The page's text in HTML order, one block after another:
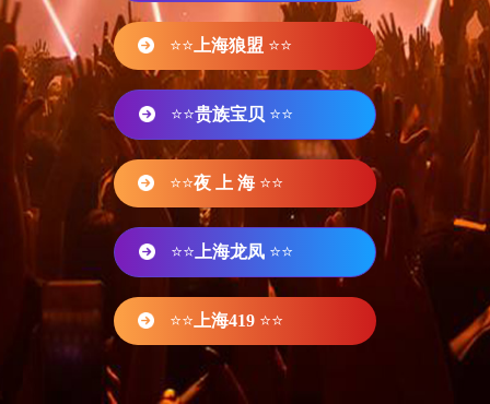
⭐⭐ 上海狼盟 ⭐⭐
⭐⭐贵族宝贝 ⭐⭐
⭐⭐夜 上 海 ⭐⭐
⭐⭐ 上海龙凤 ⭐⭐
⭐⭐ 上海419 ⭐⭐